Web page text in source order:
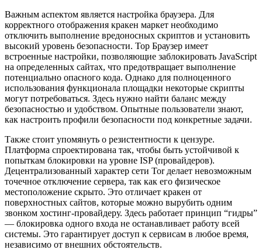
Важным аспектом является настройка браузера. Для
корректного отображения кракен маркет необходимо
отключить выполнение вредоносных скриптов и установить
высокий уровень безопасности. Тор Браузер имеет
встроенные настройки, позволяющие заблокировать JavaScript
на определенных сайтах, что предотвращает выполнение
потенциально опасного кода. Однако для полноценного
использования функционала площадки некоторые скрипты
могут потребоваться. Здесь нужно найти баланс между
безопасностью и удобством. Опытные пользователи знают,
как настроить профили безопасности под конкретные задачи.
Также стоит упомянуть о резистентности к цензуре.
Платформа спроектирована так, чтобы быть устойчивой к
попыткам блокировки на уровне ISP (провайдеров).
Децентрализованный характер сети Tor делает невозможным
точечное отключение сервера, так как его физическое
местоположение скрыто. Это отличает кракен от
поверхностных сайтов, которые можно вырубить одним
звонком хостинг-провайдеру. Здесь работает принцип “гидры”
— блокировка одного входа не останавливает работу всей
системы. Это гарантирует доступ к сервисам в любое время,
независимо от внешних обстоятельств.